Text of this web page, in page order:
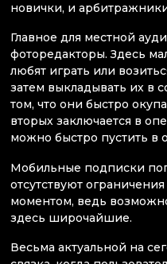
новички, и
Главное для местной
фоторедакторы. Здесь
любят играть или
затем выкладывать их в
том, что они быстро
вторых заключается в
можно быстро пустить в
Мобильные подписки
отсутствуют
моментом, ведь
здесь широчайшие.
Весьма актуальной на